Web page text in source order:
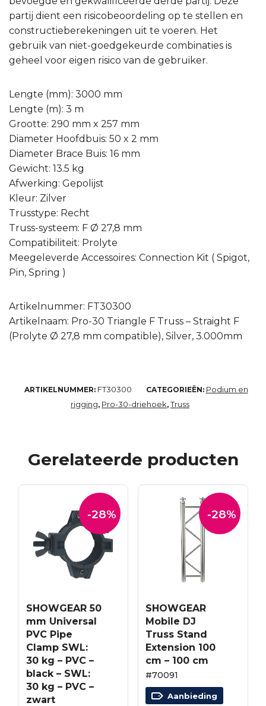
partij dient een risicobeoordeling op te stellen en
constructieberekeningen uit te voeren. Het
gebruik van niet-goedgekeurde combinaties is
geheel voor eigen risico van de gebruiker.
Lengte (mm): 3000 mm
Lengte (m): 3 m
Grootte: 290 mm x 257 mm
Diameter Hoofdbuis: 50 x 2 mm
Diameter Brace Buis: 16 mm
Gewicht: 13.5 kg
Afwerking: Gepolijst
Kleur: Zilver
Trusstype: Recht
Truss-systeem: F Ø 27,8 mm
Compatibiliteit: Prolyte
Meegeleverde Accessoires: Connection Kit ( Spigot,
Pin, Spring )
Artikelnummer: FT30300
Artikelnaam: Pro-30 Triangle F Truss – Straight F
(Prolyte Ø 27,8 mm compatible), Silver, 3.000mm
ARTIKELNUMMER: FT30300 CATEGORIEËN: Podium en
rigging, Pro-30-driehoek,Truss
Gerelateerde producten
-28%
SHOWGEAR 50
mm Universal
PVC Pipe
Clamp SWL:
30 kg – PVC –
black – SWL:
30 kg – PVC –
zwart
-28%
SHOWGEAR
Mobile DJ
Truss Stand
Extension 100
cm – 100 cm
#70091
Aanbieding